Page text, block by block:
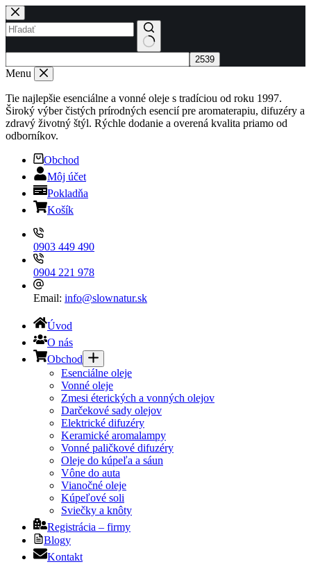
Skip
to
content
results
Menu
Tie najlepšie esenciálne a vonné oleje s tradíciou od roku 1997.
Široký výber čistých prírodných esencií pre aromaterapiu, difuzéry a
zdravý životný štýl. Rýchle dodanie a overená kvalita priamo od
odborníkov.
Obchod
Môj účet
Pokladňa
Košík
0903 449 490
0904 221 978
Email: info@slownatur.sk
Úvod
O nás
Obchod
Esenciálne oleje
Vonné oleje
Zmesi éterických a vonných olejov
Darčekové sady olejov
Elektrické difuzéry
Keramické aromalampy
Vonné paličkové difuzéry
Oleje do kúpeľa a sáun
Vône do auta
Vianočné oleje
Kúpeľové soli
Sviečky a knôty
Registrácia – firmy
Blogy
Kontakt